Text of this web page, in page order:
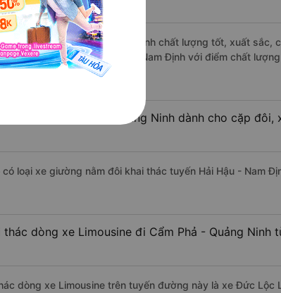
Định Cẩm Phả - Quảng Ninh chất lượng tốt, xuất sắc,
- Quảng Ninh từ Hải Hậu - Nam Định với điểm chất
Định Cẩm Phả - Quảng Ninh dành cho cặp đôi,
loại xe giường nằm đôi khai thác tuyến Hải Hậu - Nam
dòng xe Limousine đi Cẩm Phả - Quảng Ninh
dòng xe Limousine trên tuyến đường này là xe Đức Lộc